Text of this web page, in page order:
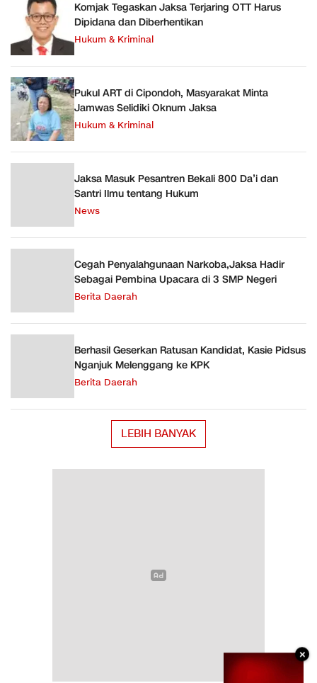
Komjak Tegaskan Jaksa Terjaring OTT Harus
Dipidana dan Diberhentikan
Hukum & Kriminal
Pukul ART di Cipondoh, Masyarakat Minta
Jamwas Selidiki Oknum Jaksa
Hukum & Kriminal
Jaksa Masuk Pesantren Bekali 800 Da’i dan
Santri Ilmu tentang Hukum
News
Cegah Penyalahgunaan Narkoba,Jaksa Hadir
Sebagai Pembina Upacara di 3 SMP Negeri
Berita Daerah
Berhasil Geserkan Ratusan Kandidat, Kasie Pidsus
Nganjuk Melenggang ke KPK
Berita Daerah
LEBIH BANYAK
×